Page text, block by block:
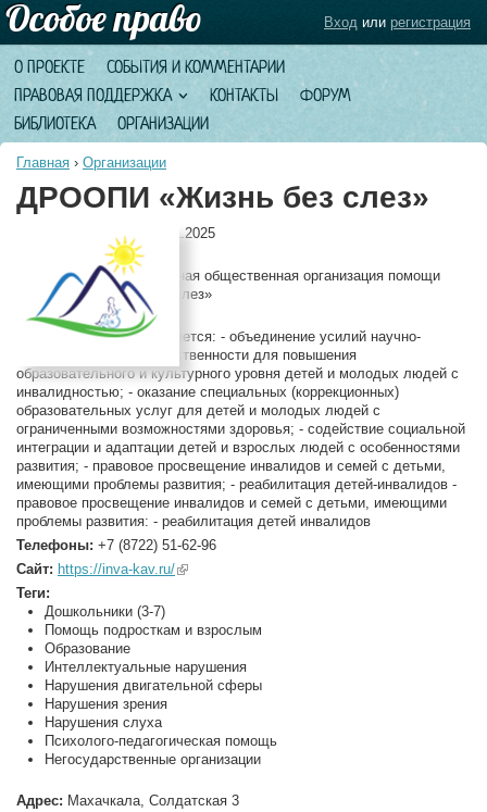
О ПРОЕКТЕ
СОБЫТИЯ И КОММЕНТАРИИ
ПРАВОВАЯ ПОДДЕРЖКА
КОНТАКТЫ
ФОРУМ
БИБЛИОТЕКА
ОРГАНИЗАЦИИ
Вход или регистрация
Главная › Организации
ДРООПИ «Жизнь без слез»
Дата обновления:
10.11.2025
Полное название:
Дагестанская региональная общественная организация помощи
инвалидам «Жизнь без слез»
Описание:
Целью организации является: - объединение усилий научно-
просветительской общественности для повышения
образовательного и культурного уровня детей и молодых людей с
инвалидностью; - оказание специальных (коррекционных)
образовательных услуг для детей и молодых людей с
ограниченными возможностями здоровья; - содействие социальной
интеграции и адаптации детей и взрослых людей с особенностями
развития; - правовое просвещение инвалидов и семей с детьми,
имеющими проблемы развития; - реабилитация детей-инвалидов -
правовое просвещение инвалидов и семей с детьми, имеющими
проблемы развития: - реабилитация детей инвалидов
Телефоны: +7 (8722) 51-62-96
Сайт: https://inva-kav.ru/(link is external)
Теги:
Дошкольники (3-7)
Помощь подросткам и взрослым
Образование
Интеллектуальные нарушения
Нарушения двигательной сферы
Нарушения зрения
Нарушения слуха
Психолого-педагогическая помощь
Негосударственные организации
Адрес: Махачкала, Солдатская 3